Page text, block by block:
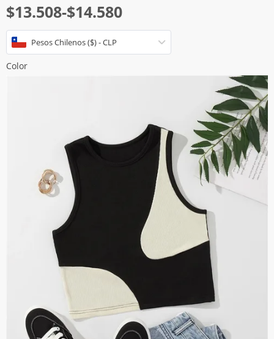
5
$13.508-$14.580
Rango
de
precios:
desde
Pesos Chilenos ($) - CLP
Color